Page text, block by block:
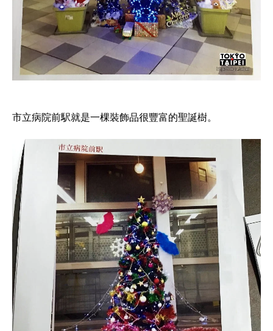
市立病院前駅就是一棵裝飾品很豐富的聖誕樹。